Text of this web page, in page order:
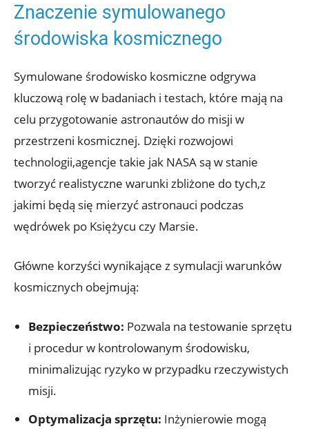
Znaczenie symulowanego
środowiska kosmicznego
Symulowane środowisko kosmiczne ‍odgrywa
kluczową rolę w badaniach i testach, które mają na
celu przygotowanie astronautów do misji w
⁣przestrzeni kosmicznej. Dzięki ‌rozwojowi
technologii,agencje takie jak NASA są ⁤w stanie
tworzyć realistyczne warunki zbliżone do⁢ tych,z
jakimi będą się mierzyć astronauci podczas
wędrówek po Księżycu czy Marsie.
Główne korzyści wynikające z‌ symulacji⁢ warunków
⁤kosmicznych obejmują:
Bezpieczeństwo: Pozwala na ⁢testowanie⁤ sprzętu
i procedur​ w kontrolowanym⁢ środowisku,‍
minimalizując ryzyko w przypadku rzeczywistych
misji.
Optymalizacja ⁣sprzętu: Inżynierowie mogą‌